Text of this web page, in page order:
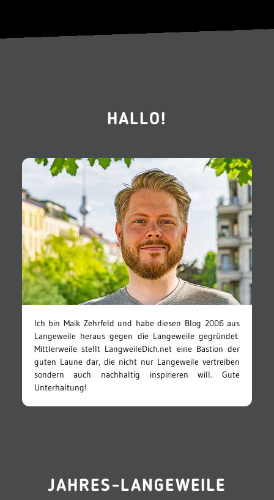
HALLO!
Ich bin Maik Zehrfeld und habe diesen Blog 2006 aus
Langeweile heraus gegen die Langeweile gegründet.
Mittlerweile stellt LangweileDich.net eine Bastion der
guten Laune dar, die nicht nur Langeweile vertreiben
sondern auch nachhaltig inspirieren will. Gute
Unterhaltung!
JAHRES-LANGEWEILE